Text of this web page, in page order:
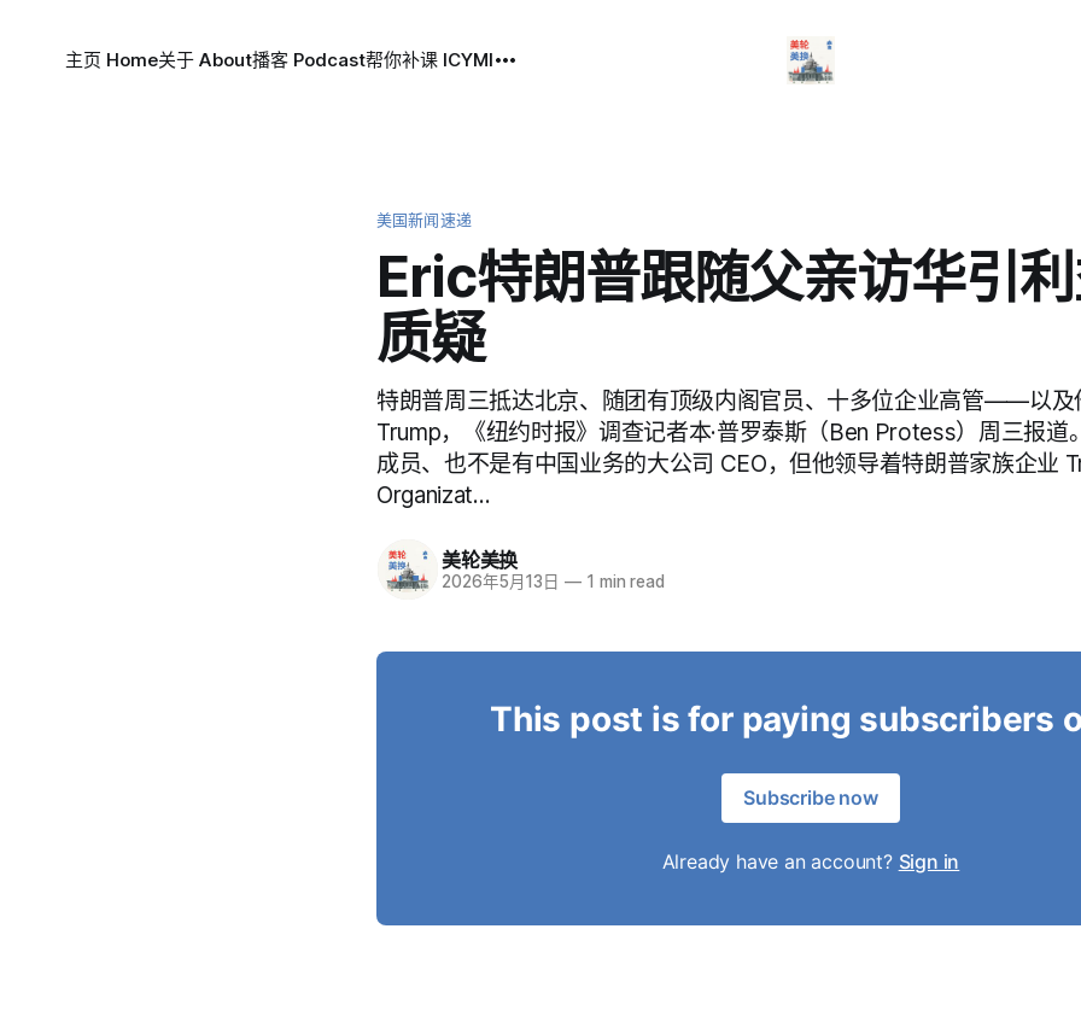
主页 Home关于 About播客 Podcast帮你补课 ICYMI
美国新闻速递
Eric特朗普跟随父亲访华引
质疑
特朗普周三抵达北京、随团有顶级内阁官员、十多位企业高管——以及
Trump，《纽约时报》调查记者本·普罗泰斯（Ben Protess）周三报道
成员、也不是有中国业务的大公司 CEO，但他领导着特朗普家族企业
Organizat…
美轮美换
2026年5月13日 — 1 min read
This post is for paying subscribers
Subscribe now
Already have an account? Sign in